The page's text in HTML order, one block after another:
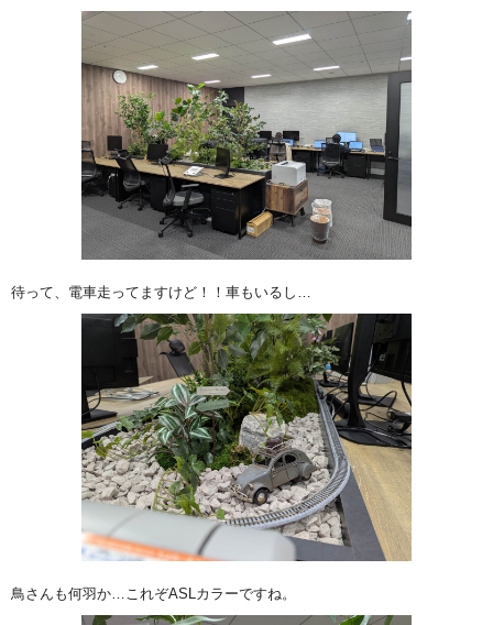
待って、電車走ってますけど！！車もいるし…
鳥さんも何羽か…これぞASLカラーですね。